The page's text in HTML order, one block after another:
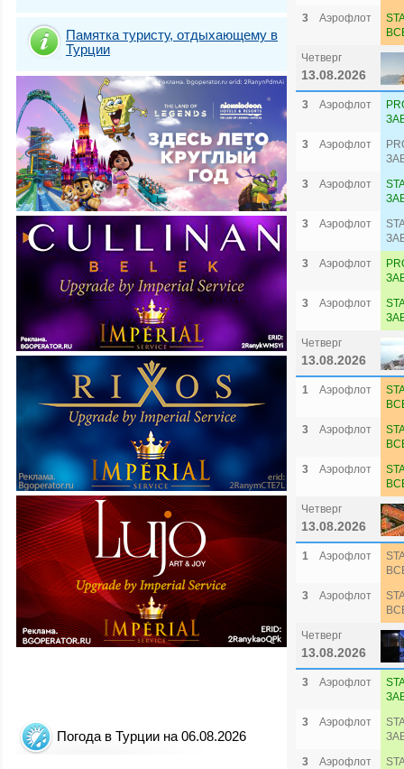
Памятка туристу, отдыхающему в
Турции
Погода в Турции на 06.08.2026
3
Аэрофлот
Четверг
13.08.2026
3 Аэрофлот
3
Аэрофлот
3
Аэрофлот
3
Аэрофлот
3
Аэрофлот
3
Аэрофлот
Четверг
13.08.2026
1 Аэрофлот
3
Аэрофлот
3
Аэрофлот
Четверг
13.08.2026
1 Аэрофлот
3
Аэрофлот
Четверг
13.08.2026
3 Аэрофлот
3
Аэрофлот
3
Аэрофлот